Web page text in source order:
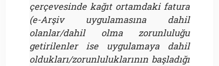
çerçevesinde kağıt ortamdaki fatura
(e-Arşiv uygulamasına dahil
olanlar/dahil olma zorunluluğu
getirilenler ise uygulamaya dahil
oldukları/zorunluluklarının başladığı